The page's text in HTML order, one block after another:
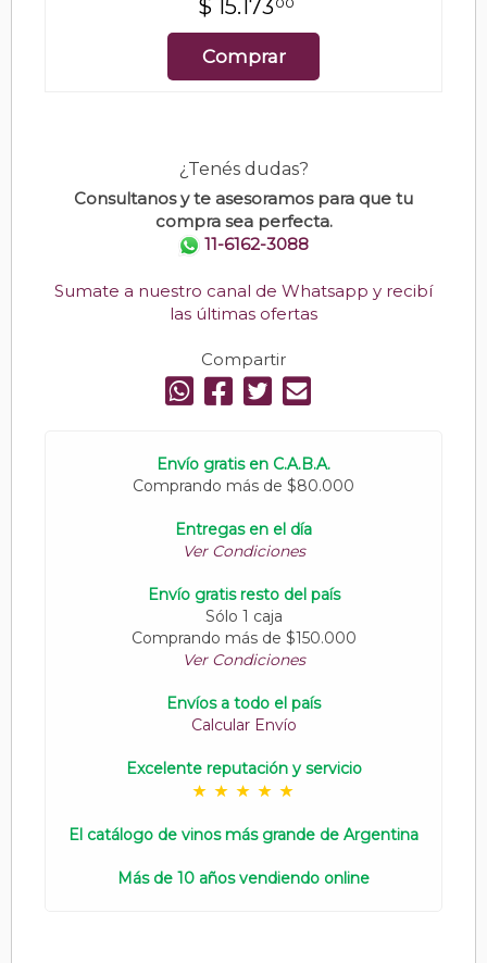
$ 15.173
Comprar
¿Tenés dudas?
Consultanos y te asesoramos para que tu
compra sea perfecta.
11-6162-3088
Sumate a nuestro canal de Whatsapp y recibí
las últimas ofertas
Compartir
Envío gratis en C.A.B.A.
Comprando más de $80.000
Entregas en el día
Ver Condiciones
Envío gratis resto del país
Sólo 1 caja
Comprando más de $150.000
Ver Condiciones
Envíos a todo el país
Calcular Envío
Excelente reputación y servicio
El catálogo de vinos más grande de Argentina
Más de 10 años vendiendo online